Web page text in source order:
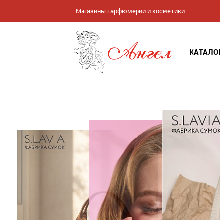
Магазины парфюмерии и косметики